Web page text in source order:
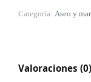
Categoría: Aseo y
Valoraciones (0)